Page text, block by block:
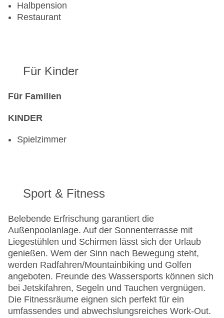
Halbpension
Restaurant
Für Kinder
Für Familien
KINDER
Spielzimmer
Sport & Fitness
Belebende Erfrischung garantiert die
Außenpoolanlage. Auf der Sonnenterrasse mit
Liegestühlen und Schirmen lässt sich der Urlaub
genießen. Wem der Sinn nach Bewegung steht,
werden Radfahren/Mountainbiking und Golfen
angeboten. Freunde des Wassersports können sich
bei Jetskifahren, Segeln und Tauchen vergnügen.
Die Fitnessräume eignen sich perfekt für ein
umfassendes und abwechslungsreiches Work-Out.